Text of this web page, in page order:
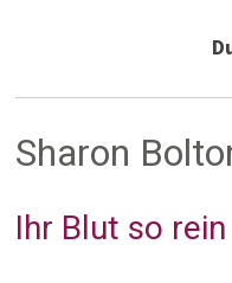
Sharon
Ihr Blut so rein